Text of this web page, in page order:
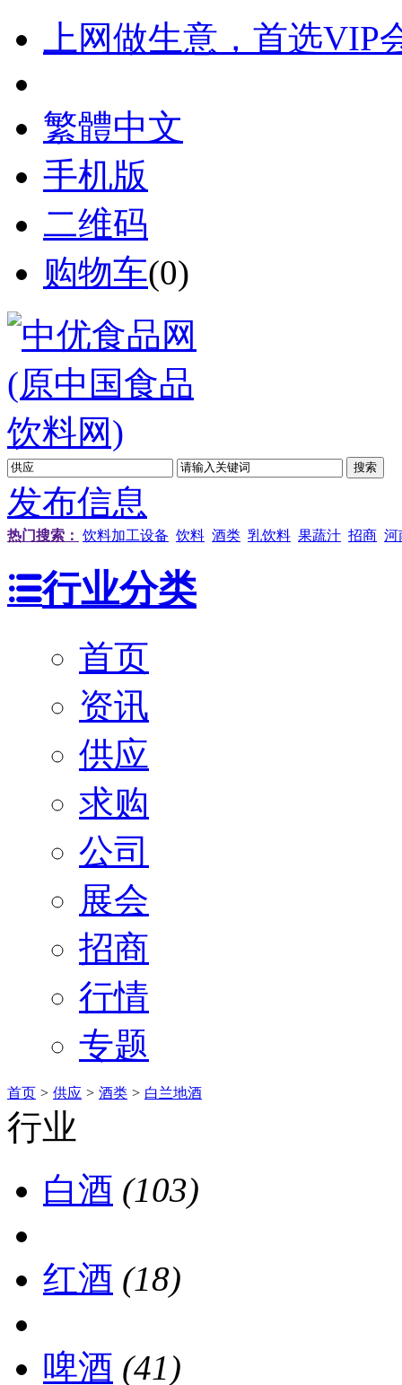
上网做生意，首选VIP
繁體中文
手机版
二维码
购物车(0)
发布信息
热门搜索： 饮料加工设备 饮料 酒类 乳饮料 果蔬汁 招商 河
行业分类
首页
资讯
供应
求购
公司
展会
招商
行情
专题
首页 > 供应 > 酒类 > 白兰地酒
行业
白酒 (103)
红酒 (18)
啤酒 (41)